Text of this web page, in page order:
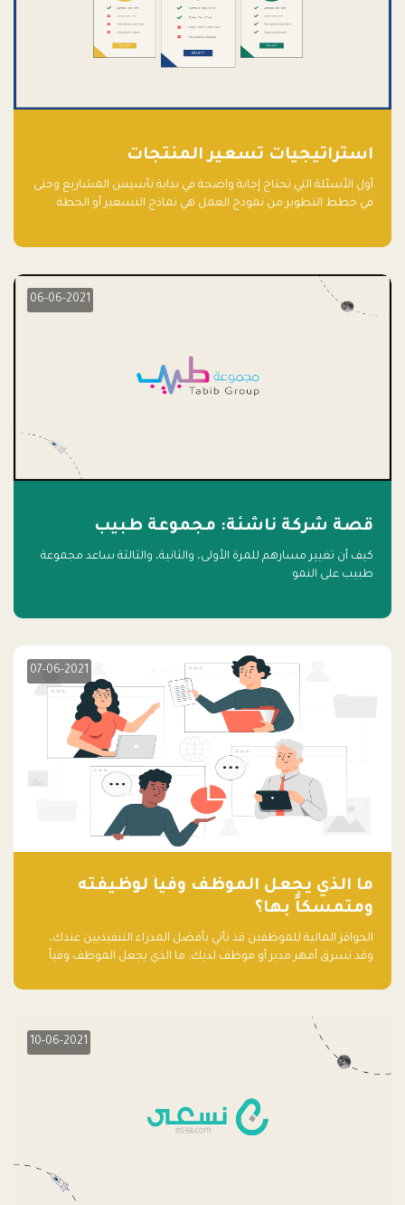
استراتيجيات تسعير المنتجات
أول الأسئلة التي تحتاج إجابة واضحة في بداية تأسيس المشاريع وحتى
في خطط التطوير من نموذج العمل هي نماذج التسعير أو الخطة
06-06-2021
قصة شركة ناشئة: مجموعة طبيب
كيف أن تغيير مسارهم للمرة الأولى، والثانية، والثالثة ساعد مجموعة
طبيب على النمو
07-06-2021
ما الذي يجعل الموظف وفياً لوظيفته
ومتمسكاً بها؟
الحوافز المالية للموظفين قد تأتي بأفضل المدراء التنفيذيين عندك،
وقد تسرق أمهر مدير أو موظف لديك. ما الذي يجعل الموظف وفياً
10-06-2021